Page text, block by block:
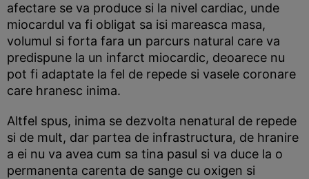
afectare se va produce si la nivel cardiac, unde
miocardul va fi obligat sa isi mareasca masa,
volumul si forta fara un parcurs natural care va
predispune la un infarct miocardic, deoarece nu
pot fi adaptate la fel de repede si vasele coronare
care hranesc inima.
Altfel spus, inima se dezvolta nenatural de repede
si de mult, dar partea de infrastructura, de hranire
a ei nu va avea cum sa tina pasul si va duce la o
permanenta carenta de sange cu oxigen si